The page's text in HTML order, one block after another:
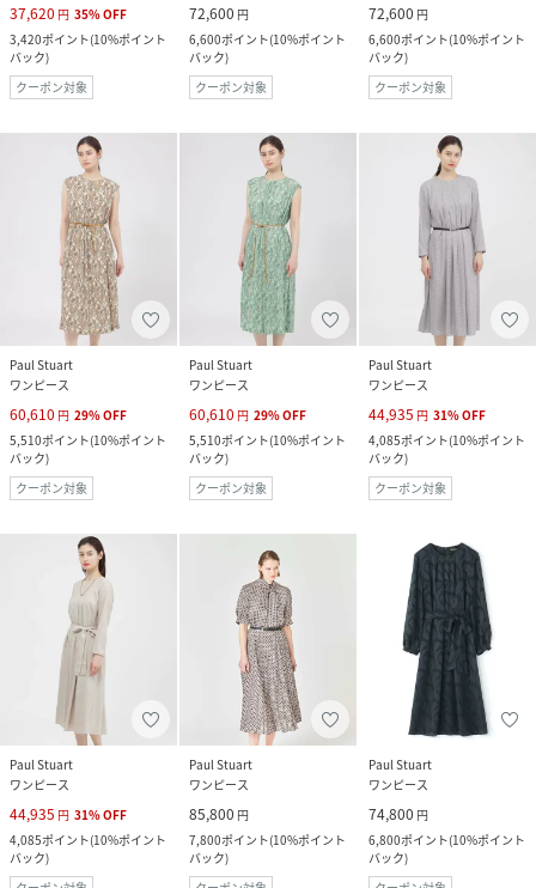
37,620 円 35%OFF
3,420ポイント(10%ポイント
バック)
クーポン対象
72,600 円
6,600ポイント(10%ポイント
バック)
クーポン対象
72,600 円
6,600ポイント(10%ポイント
バック)
クーポン対象
Paul Stuart
ワンピース
60,610 円 29%OFF
5,510ポイント(10%ポイント
バック)
クーポン対象
Paul Stuart
ワンピース
60,610 円 29%OFF
5,510ポイント(10%ポイント
バック)
クーポン対象
Paul Stuart
ワンピース
44,935 円 31%OFF
4,085ポイント(10%ポイント
バック)
クーポン対象
Paul Stuart
ワンピース
44,935 円 31%OFF
4,085ポイント(10%ポイント
バック)
Paul Stuart
ワンピース
85,800 円
7,800ポイント(10%ポイント
バック)
Paul Stuart
ワンピース
74,800 円
6,800ポイント(10%ポイント
バック)